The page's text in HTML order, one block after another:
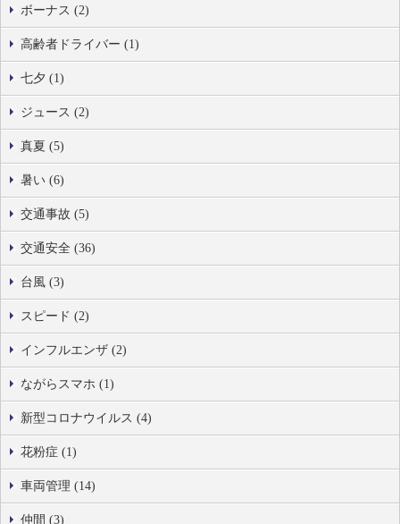
ボーナス (2)
高齢者ドライバー (1)
七夕 (1)
ジュース (2)
真夏 (5)
暑い (6)
交通事故 (5)
交通安全 (36)
台風 (3)
スピード (2)
インフルエンザ (2)
ながらスマホ (1)
新型コロナウイルス (4)
花粉症 (1)
車両管理 (14)
仲間 (3)